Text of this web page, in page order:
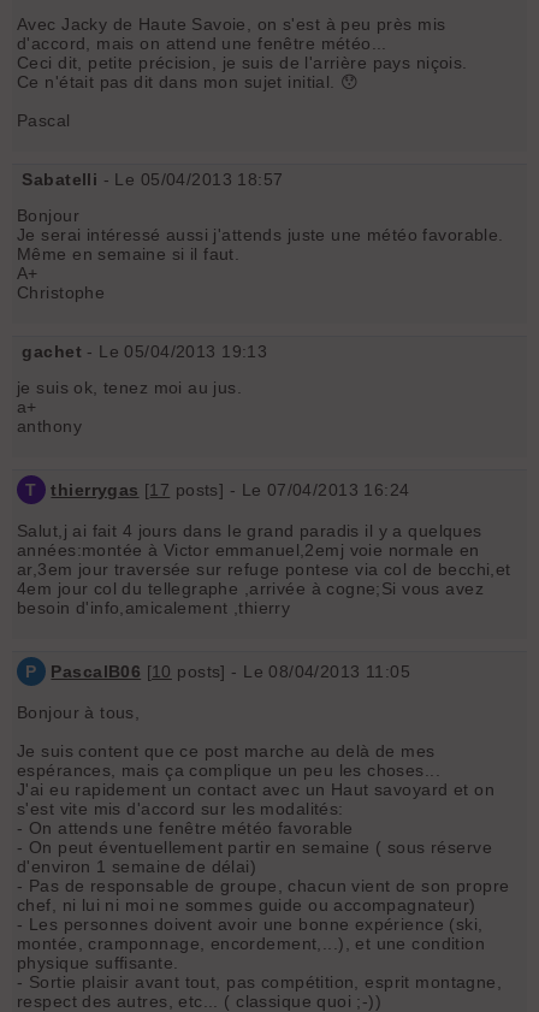
Avec Jacky de Haute Savoie, on s'est à peu près mis
d'accord, mais on attend une fenêtre météo...
Ceci dit, petite précision, je suis de l'arrière pays niçois.
Ce n'était pas dit dans mon sujet initial. 😯
Pascal
Sabatelli - Le 05/04/2013 18:57
Bonjour
Je serai intéressé aussi j'attends juste une météo favorable.
Même en semaine si il faut.
A+
Christophe
gachet - Le 05/04/2013 19:13
je suis ok, tenez moi au jus.
a+
anthony
T thierrygas [17 posts] - Le 07/04/2013 16:24
Salut,j ai fait 4 jours dans le grand paradis il y a quelques
années:montée à Victor emmanuel,2emj voie normale en
ar,3em jour traversée sur refuge pontese via col de becchi,et
4em jour col du tellegraphe ,arrivée à cogne;Si vous avez
besoin d'info,amicalement ,thierry
P PascalB06 [10 posts] - Le 08/04/2013 11:05
Bonjour à tous,
Je suis content que ce post marche au delà de mes
espérances, mais ça complique un peu les choses...
J'ai eu rapidement un contact avec un Haut savoyard et on
s'est vite mis d'accord sur les modalités:
- On attends une fenêtre météo favorable
- On peut éventuellement partir en semaine ( sous réserve
d'environ 1 semaine de délai)
- Pas de responsable de groupe, chacun vient de son propre
chef, ni lui ni moi ne sommes guide ou accompagnateur)
- Les personnes doivent avoir une bonne expérience (ski,
montée, cramponnage, encordement,...), et une condition
physique suffisante.
- Sortie plaisir avant tout, pas compétition, esprit montagne,
respect des autres, etc... ( classique quoi ;-))